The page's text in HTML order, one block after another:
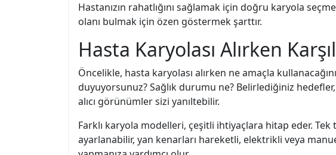
Hastanızın rahatlığını sağlamak için doğru karyola
olanı bulmak için özen göstermek şarttır.
Hasta Karyolası Alırken
Öncelikle, hasta karyolası alırken ne amaçla
duyuyorsunuz? Sağlık durumu ne? Belirlediğiniz
alıcı görünümler sizi yanıltebilir.
Farklı karyola modelleri, çeşitli ihtiyaçlara hitap eder.
ayarlanabilir, yan kenarları hareketli, elektrikli veya